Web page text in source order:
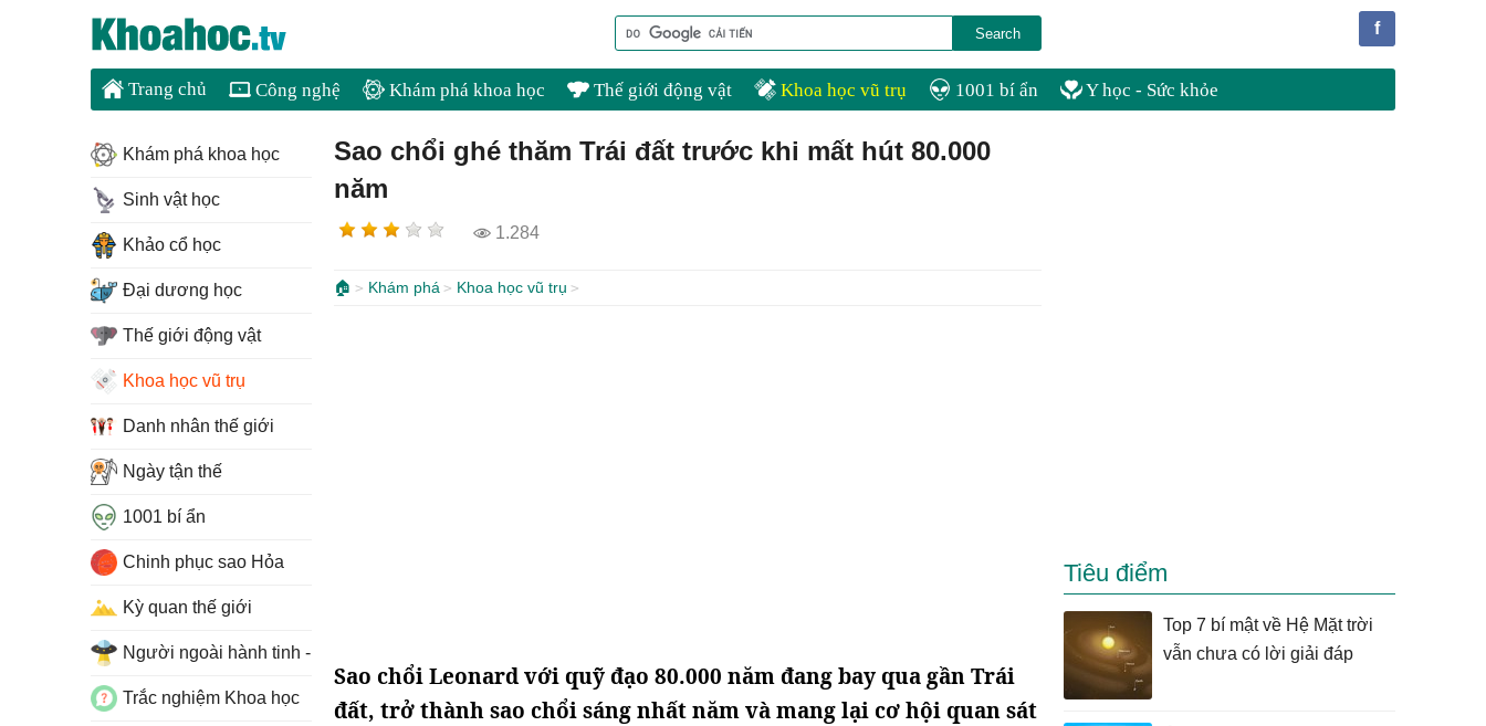
f
Trang chủ Công nghệ Khám phá khoa học Thế giới động vật Khoa học vũ trụ 1001 bí ẩn Y học - Sức khỏe
Sao chổi ghé thăm Trái đất trước khi mất hút 80.000
năm
1.284
🏠 Khám phá Khoa học vũ trụ
Sao chổi Leonard với quỹ đạo 80.000 năm đang bay qua gần Trái
đất, trở thành sao chổi sáng nhất năm và mang lại cơ hội quan sát
Tiêu điểm
Top 7 bí mật về Hệ Mặt trời
vẫn chưa có lời giải đáp
Khám phá khoa học
Sinh vật học
Khảo cổ học
Đại dương học
Thế giới động vật
Khoa học vũ trụ
Danh nhân thế giới
Ngày tận thế
1001 bí ẩn
Chinh phục sao Hỏa
Kỳ quan thế giới
Người ngoài hành tinh - UFO
Trắc nghiệm Khoa học